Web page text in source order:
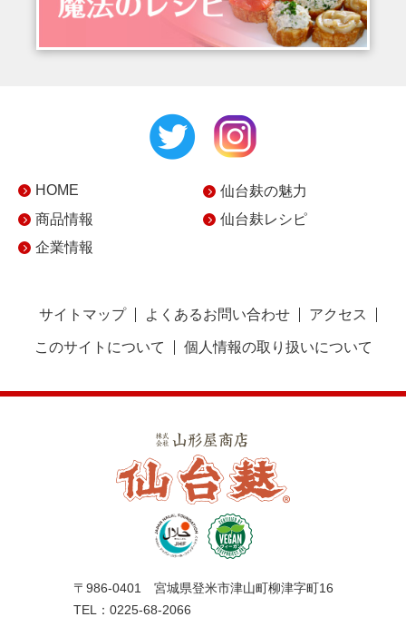
HOME
仙台麸の魅力
商品情報
仙台麸レシピ
企業情報
サイトマップ よくあるお問い合わせ アクセス
このサイトについて 個人情報の取り扱いについて
〒986-0401 宮城県登米市津山町柳津字町16
TEL：0225-68-2066